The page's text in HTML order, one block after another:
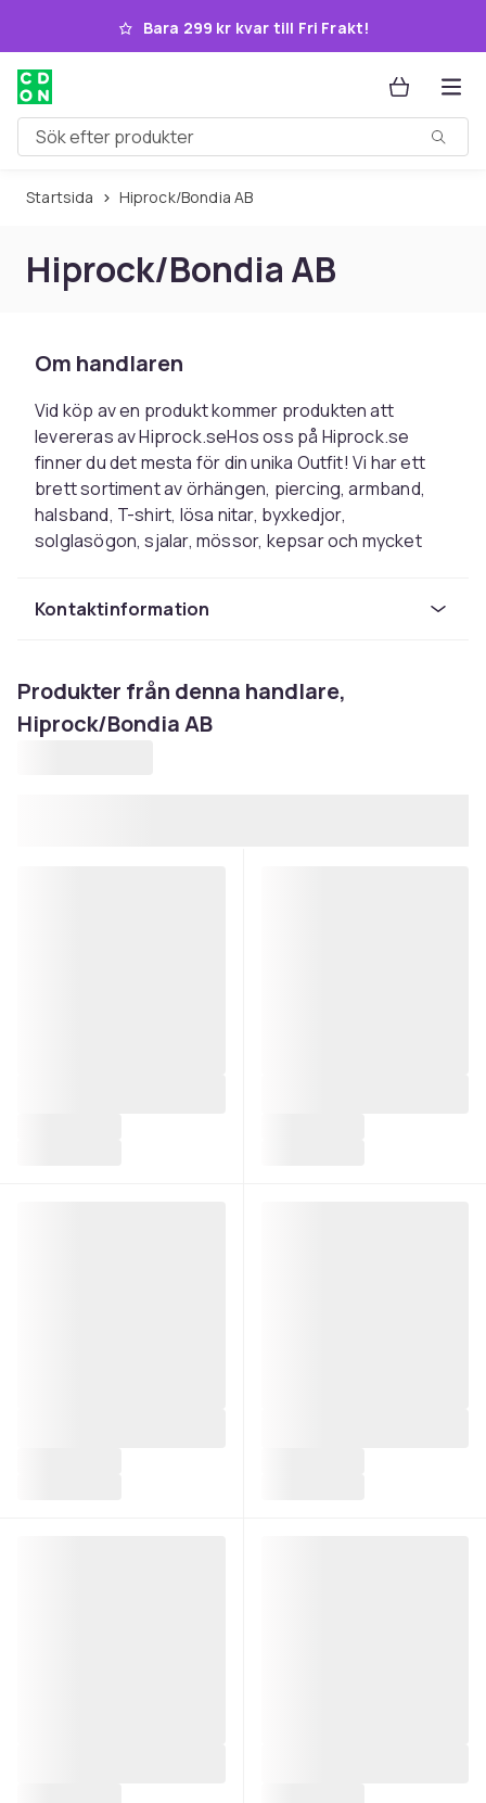
Hoppa till huvudinnehållet
Bara 299 kr kvar till Fri Frakt!
Sök efter produkter
Startsida Hiprock/Bondia AB
Hiprock/Bondia AB
Om handlaren
Vid köp av en produkt kommer produkten att
levereras av Hiprock.seHos oss på Hiprock.se
finner du det mesta för din unika Outfit! Vi har ett
brett sortiment av örhängen, piercing, armband,
halsband, T-shirt, lösa nitar, byxkedjor,
solglasögon, sjalar, mössor, kepsar och mycket
Kontaktinformation
Produkter från denna handlare,
Hiprock/Bondia AB